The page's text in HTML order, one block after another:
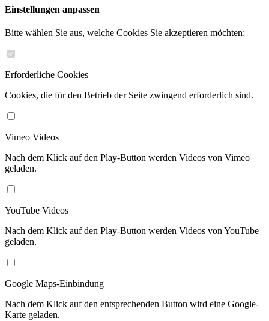
Einstellungen anpassen
Bitte wählen Sie aus, welche Cookies Sie akzeptieren möchten:
Erforderliche Cookies
Cookies, die für den Betrieb der Seite zwingend erforderlich sind.
Vimeo Videos
Nach dem Klick auf den Play-Button werden Videos von Vimeo
geladen.
YouTube Videos
Nach dem Klick auf den Play-Button werden Videos von YouTube
geladen.
Google Maps-Einbindung
Nach dem Klick auf den entsprechenden Button wird eine Google-
Karte geladen.